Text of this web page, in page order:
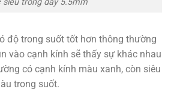
siêu trong dày 5.5mm
độ trong suốt tốt hơn thông thường
vào cạnh kính sẽ thấy sự khác nhau
có cạnh kính màu xanh, còn siêu
trong suốt.